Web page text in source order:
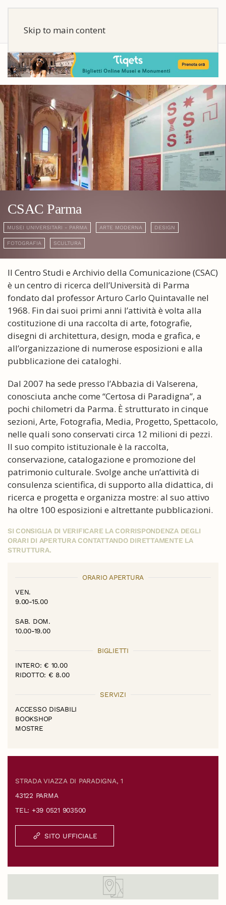
Skip to main content
CSAC Parma
MUSEI UNIVERSITARI - PARMA ARTE MODERNA DESIGN
FOTOGRAFIA SCULTURA
Il Centro Studi e Archivio della Comunicazione (CSAC)
è un centro di ricerca dell’Università di Parma
fondato dal professor Arturo Carlo Quintavalle nel
1968. Fin dai suoi primi anni l’attività è volta alla
costituzione di una raccolta di arte, fotografie,
disegni di architettura, design, moda e grafica, e
all’organizzazione di numerose esposizioni e alla
pubblicazione dei cataloghi.
Dal 2007 ha sede presso l’Abbazia di Valserena,
conosciuta anche come “Certosa di Paradigna”, a
pochi chilometri da Parma. È strutturato in cinque
sezioni, Arte, Fotografia, Media, Progetto, Spettacolo,
nelle quali sono conservati circa 12 milioni di pezzi.
Il suo compito istituzionale è la raccolta,
conservazione, catalogazione e promozione del
patrimonio culturale. Svolge anche un’attività di
consulenza scientifica, di supporto alla didattica, di
ricerca e progetta e organizza mostre: al suo attivo
ha oltre 100 esposizioni e altrettante pubblicazioni.
SI CONSIGLIA DI VERIFICARE LA CORRISPONDENZA DEGLI
ORARI DI APERTURA CONTATTANDO DIRETTAMENTE LA
STRUTTURA.
ORARIO APERTURA
VEN.
9.00-15.00
SAB. DOM.
10.00-19.00
BIGLIETTI
INTERO: € 10.00
RIDOTTO: € 8.00
SERVIZI
ACCESSO DISABILI
BOOKSHOP
MOSTRE
STRADA VIAZZA DI PARADIGNA, 1
43122 PARMA
TEL: +39 0521 903500
SITO UFFICIALE